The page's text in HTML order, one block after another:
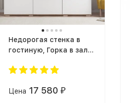
Недорогая стенка в
гостиную, Горка в зал
белый / корпус дуб
Цена 17 580 ₽